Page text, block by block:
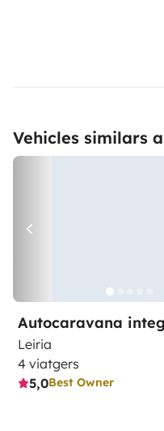
Vehicles similars
Autocaravana
Leiria
4 viatgers
5,0Best Owner